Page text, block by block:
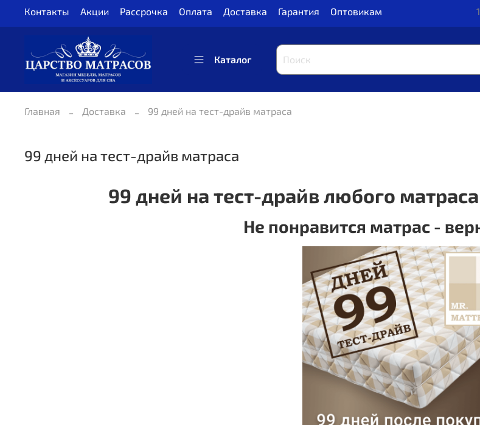
Контакты Акции Рассрочка Оплата Доставка Гарантия Оптовикам
Каталог
Главная Доставка 99 дней на тест-драйв матраса
99 дней на тест-драйв матраса
99 дней на тест-драйв любого
Не понравится матрас -